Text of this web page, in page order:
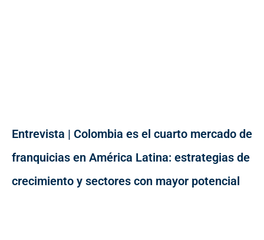
Entrevista | Colombia es el cuarto mercado de
franquicias en América Latina: estrategias de
crecimiento y sectores con mayor potencial